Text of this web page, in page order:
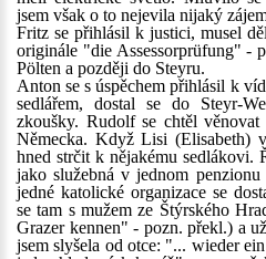
jsem však o to nejevila nijaký
Fritz se přihlásil k justici, musel
originále "die Assessorprüfung" -
Pölten a později do Steyru.
Anton se s úspěchem přihlásil k
sedlářem, dostal se do Steyr-
zkoušky. Rudolf se chtěl
Německa. Když Lisi (Elisabeth)
hned strčit k nějakému sedlákovi.
jako služebná v jednom
jedné katolické organizace se
se tam s mužem ze Štýrského
Grazer kennen" - pozn. překl.) a
jsem slyšela od otce: "... wieder